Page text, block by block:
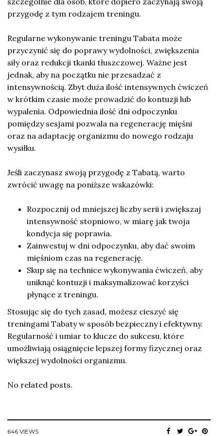
przygodę z tym rodzajem treningu.
Regularne wykonywanie treningu Tabata może
przyczynić się do poprawy wydolności, zwiększenia
siły oraz redukcji tkanki tłuszczowej. Ważne jest
jednak, aby na początku nie przesadzać z
intensywnością. Zbyt duża ilość intensywnych ćwiczeń
w krótkim czasie może prowadzić do kontuzji lub
wypalenia. Odpowiednia ilość dni odpoczynku
pomiędzy sesjami pozwala na regenerację mięśni
oraz na adaptację organizmu do nowego rodzaju
wysiłku.
Jeśli zaczynasz swoją przygodę z Tabatą, warto
zwrócić uwagę na poniższe wskazówki:
Rozpocznij od mniejszej liczby serii i zwiększaj
intensywność stopniowo, w miarę jak twoja
kondycja się poprawia.
Zainwestuj w dni odpoczynku, aby dać swoim
mięśniom czas na regenerację.
Skup się na technice wykonywania ćwiczeń, aby
uniknąć kontuzji i maksymalizować korzyści
płynące z treningu.
Stosując się do tych zasad, możesz cieszyć się
treningami Tabaty w sposób bezpieczny i efektywny.
Regularność i umiar to klucze do sukcesu, które
umożliwiają osiągnięcie lepszej formy fizycznej oraz
większej wydolności organizmu.
No related posts.
646 VIEWS